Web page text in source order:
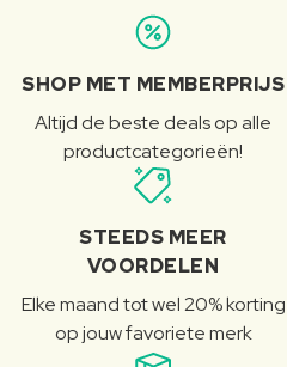
SHOP MET MEMBERPRIJS
Altijd de beste deals op alle
productcategorieën!
STEEDS MEER
VOORDELEN
Elke maand tot wel 20% korting
op jouw favoriete merk